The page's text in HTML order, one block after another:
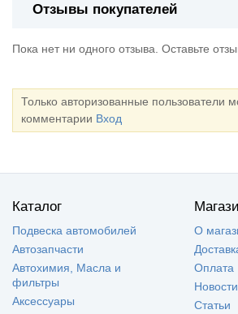
Отзывы покупателей
Пока нет ни одного отзыва. Оставьте
Только авторизованные пользователи
комментарии Вход
Каталог
Подвеска автомобилей
Автозапчасти
Автохимия, Масла и
фильтры
Аксессуары
О
Оплата
Новости
Статьи